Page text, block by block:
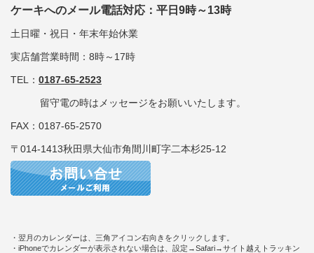
ケーキへのメール電話対応：平日9時～13時
土日曜・祝日・年末年始休業
実店舗営業時間：8時～17時
TEL： 0187-65-2523
留守電の時はメッセージをお願いいたします。
FAX：0187-65-2570
〒014-1413秋田県大仙市角間川町字二本杉25-12
・翌月のカレンダーは、三角アイコン右向きをクリックします。
・iPhoneでカレンダーが表示されない場合は、設定→Safari→サイト越えトラッキン